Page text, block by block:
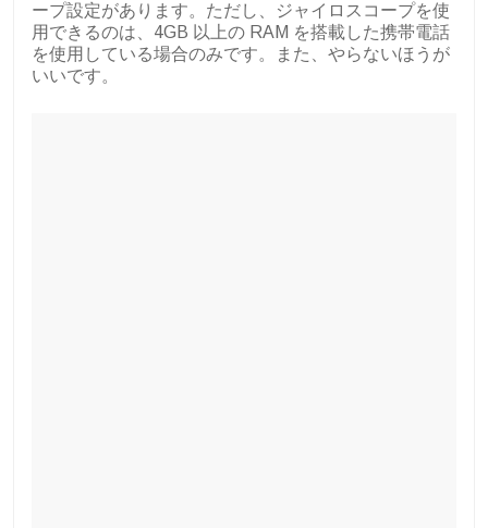
ープ設定があります。ただし、ジャイロスコープを使
用できるのは、4GB 以上の RAM を搭載した携帯電話
を使用している場合のみです。また、やらないほうが
いいです。